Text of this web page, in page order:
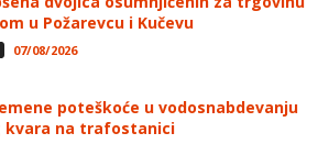
u Požarevcu i Kučevu
07/08/2026
poteškoće u vodosnabdevanju
kvara na trafostanici